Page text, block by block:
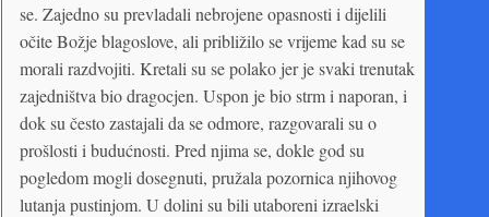
se. Zajedno su prevladali nebrojene opasnosti i dijelili
očite Božje blagoslove, ali približilo se vrijeme kad su se
morali razdvojiti. Kretali su se polako jer je svaki trenutak
zajedništva bio dragocjen. Uspon je bio strm i naporan, i
dok su često zastajali da se odmore, razgovarali su o
prošlosti i budućnosti. Pred njima se, dokle god su
pogledom mogli dosegnuti, pružala pozornica njihovog
lutanja pustinjom. U dolini su bili utaboreni izraelski